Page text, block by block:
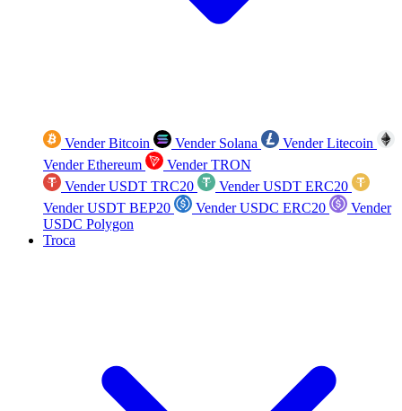
Vender Bitcoin Vender Solana
Vender Litecoin
Vender Ethereum
Vender TRON
Vender USDT TRC20
Vender USDT ERC20
Vender USDT BEP20
Vender USDC ERC20
Vender
USDC Polygon
Troca